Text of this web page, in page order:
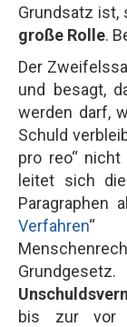
Grundsatz ist,
große Rolle.
Der
und besagt,
werden darf,
Schuld
pro reo“
leitet sich
Paragraphen
Verfahren“
bis zur vor